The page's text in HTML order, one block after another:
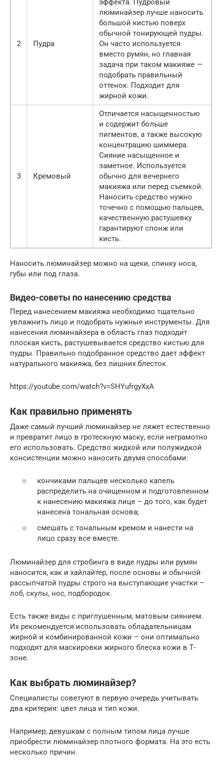
2 Пудра
эффекта. Пудровый
люминайзер лучше наносить
большой кистью поверх
обычной тонирующей пудры.
Он часто используется
вместо румян, но главная
задача при таком макияже —
подобрать правильный
оттенок. Подходит для
жирной кожи.
3 Кремовый
Отличается насыщенностью
и содержит больше
пигментов, а также высокую
концентрацию шиммера.
Сияние насыщенное и
заметное. Используется
обычно для вечернего
макияжа или перед съемкой.
Наносить средство нужно
точечно с помощью пальцев,
качественную растушевку
гарантируют спонж или
кисть.
Наносить люминайзер можно на щеки, спинку носа,
губы или под глаза.
Видео-советы по нанесению средства
Перед нанесением макияжа необходимо тщательно
увлажнить лицо и подобрать нужные инструменты. Для
нанесения люминайзера в область глаз подходит
плоская кисть, растушевывается средство кистью для
пудры. Правильно подобранное средство дает эффект
натурального макияжа, без лишних блесток.
https://youtube.com/watch?v=SHYufrgyXxA
Как правильно применять
Даже самый лучший люминайзер не ляжет естественно
и превратит лицо в гротескную маску, если неграмотно
его использовать. Средство жидкой или полужидкой
консистенции можно наносить двумя способами:
кончиками пальцев несколько капель
распределить на очищенном и подготовленном
к нанесению макияжа лице – до того, как будет
нанесена тональная основа;
смешать с тональным кремом и нанести на
лицо сразу все вместе.
Люминайзер для стробинга в виде пудры или румян
наносится, как и хайлайтер, после основы и обычной
рассыпчатой пудры строго на выступающие участки –
лоб, скулы, нос, подбородок.
Есть также виды с приглушенным, матовым сиянием.
Их рекомендуется использовать обладательницам
жирной и комбинированной кожи – они оптимально
подходят для маскировки жирного блеска кожи в Т-
зоне.
Как выбрать люминайзер?
Специалисты советуют в первую очередь учитывать
два критерия: цвет лица и тип кожи.
Например, девушкам с полным типом лица лучше
приобрести люминайзер плотного формата. На это есть
несколько причин.